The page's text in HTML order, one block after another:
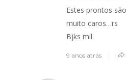
Estes prontos
muito caros…rs
Bjks mil
9 anos atrás